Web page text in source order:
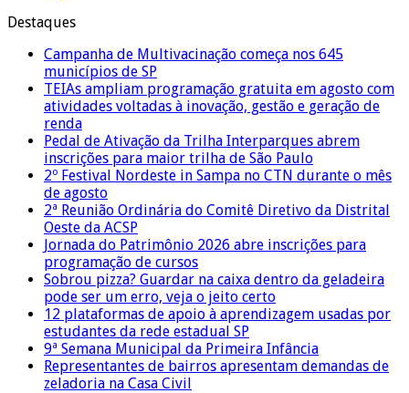
Destaques
Campanha de Multivacinação começa nos 645
municípios de SP
TEIAs ampliam programação gratuita em agosto com
atividades voltadas à inovação, gestão e geração de
renda
Pedal de Ativação da Trilha Interparques abrem
inscrições para maior trilha de São Paulo
2º Festival Nordeste in Sampa no CTN durante o mês
de agosto
2ª Reunião Ordinária do Comitê Diretivo da Distrital
Oeste da ACSP
Jornada do Patrimônio 2026 abre inscrições para
programação de cursos
Sobrou pizza? Guardar na caixa dentro da geladeira
pode ser um erro, veja o jeito certo
12 plataformas de apoio à aprendizagem usadas por
estudantes da rede estadual SP
9ª Semana Municipal da Primeira Infância
Representantes de bairros apresentam demandas de
zeladoria na Casa Civil